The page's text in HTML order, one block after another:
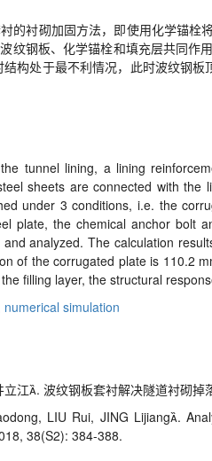
的衬砌加固方法，即使用化学锚
纹钢板、化学锚栓和填充层共同
构处于最不利情况，此时波纹钢
tunnel lining, a lining
sheets are connected with
under 3 conditions, i.e. the
plate, the chemical anchor bolt
analyzed. The calculation
of the corrugated plate is 110.2
filling layer, the structural
numerical simulation
江. 波纹钢板套衬解决隧道衬砌
LIU Rui, JING Lijiang.
38(S2): 384-388.